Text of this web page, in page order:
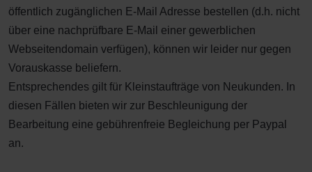
öffentlich zugänglichen E-Mail Adresse bestellen (d.h. nicht
über eine nachprüfbare E-Mail einer gewerblichen
Webseitendomain verfügen), können wir leider nur gegen
Vorauskasse beliefern.
Entsprechendes gilt für Kleinstaufträge von Neukunden. In
diesen Fällen bieten wir zur Beschleunigung der
Bearbeitung eine gebührenfreie Begleichung per Paypal
an.